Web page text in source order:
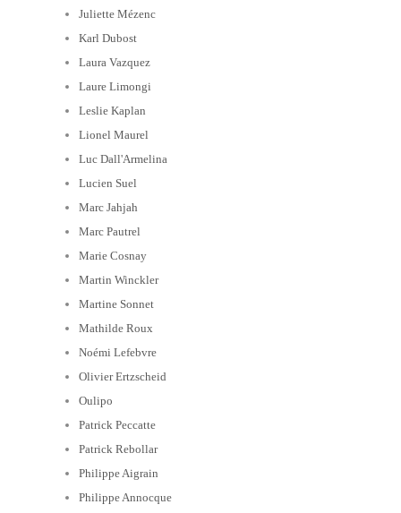
Juliette Mézenc
Karl Dubost
Laura Vazquez
Laure Limongi
Leslie Kaplan
Lionel Maurel
Luc Dall'Armelina
Lucien Suel
Marc Jahjah
Marc Pautrel
Marie Cosnay
Martin Winckler
Martine Sonnet
Mathilde Roux
Noémi Lefebvre
Olivier Ertzscheid
Oulipo
Patrick Peccatte
Patrick Rebollar
Philippe Aigrain
Philippe Annocque